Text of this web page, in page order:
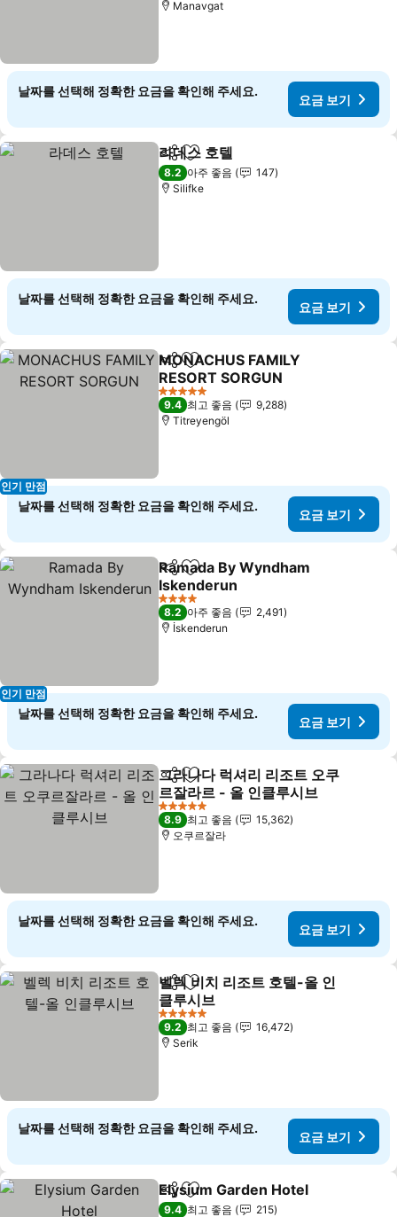
Manavgat
날짜를 선택해 정확한 요금을 확인해 주세요.
요금 보기
공유 즐겨찾기에 추가
라데스 호텔
8.2 아주 좋음
147
Silifke
날짜를 선택해 정확한 요금을 확인해 주세요.
요금 보기
인기 만점
공유 즐겨찾기에 추가
MONACHUS FAMILY
RESORT SORGUN
5 성급
9.4 최고 좋음
9,288
Titreyengöl
날짜를 선택해 정확한 요금을 확인해 주세요.
요금 보기
인기 만점
공유 즐겨찾기에 추가
Ramada By Wyndham
Iskenderun
4 성급
8.2 아주 좋음
2,491
İskenderun
날짜를 선택해 정확한 요금을 확인해 주세요.
요금 보기
공유 즐겨찾기에 추가
그라나다 럭셔리 리조트 오쿠
르잘라르 - 올 인클루시브
5 성급
8.9 최고 좋음
15,362
오쿠르잘라
날짜를 선택해 정확한 요금을 확인해 주세요.
요금 보기
공유 즐겨찾기에 추가
벨렉 비치 리조트 호텔-올 인
클루시브
5 성급
9.2 최고 좋음
16,472
Serik
날짜를 선택해 정확한 요금을 확인해 주세요.
요금 보기
공유 즐겨찾기에 추가
Elysium Garden Hotel
9.4 최고 좋음
215